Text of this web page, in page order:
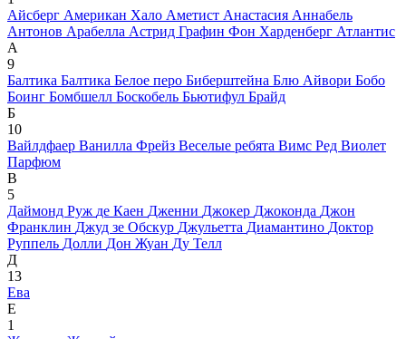
Айсберг Американ Хало Аметист Анастасия Аннабель
Антонов Арабелла Астрид Графин Фон Харденберг Атлантис
А
9
Балтика Балтика Белое перо Биберштейна Блю Айвори Бобо
Боинг Бомбшелл Боскобель Бьютифул Брайд
Б
10
Вайлдфаер Ванилла Фрейз Веселые ребята Вимс Ред Виолет
Парфюм
В
5
Даймонд Руж де Каен Дженни Джокер Джоконда Джон
Франклин Джуд зе Обскур Джульетта Диамантино Доктор
Руппель Долли Дон Жуан Ду Телл
Д
13
Ева
Е
1